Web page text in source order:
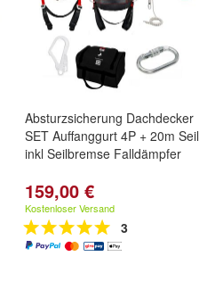
Absturzsicherung Dachdecker
SET Auffanggurt 4P + 20m Seil
inkl Seilbremse Falldämpfer
159,00 €
Kostenloser Versand
3